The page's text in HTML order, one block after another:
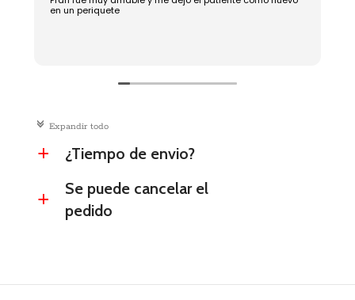
en un periquete
c Expandir todo
a ¿Tiempo de envio?
a
Se puede cancelar el
pedido